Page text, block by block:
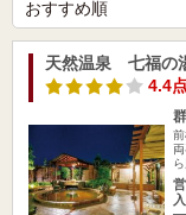
天然温泉 七福の
4.4